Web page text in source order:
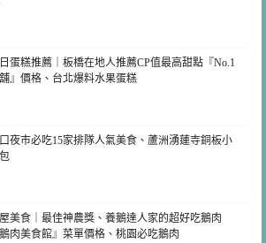
蛋糕推薦｜板橋在地人推薦CP值最高甜點『No.1
』價格、台北爆料水果蛋糕
夜市必吃15家排隊人氣美食、蘆洲湧蓮寺銅板小
美食｜最佳神農獎、養鵝達人家的超好吃鵝肉
鵝肉美食館』菜單價格、桃園必吃鵝肉